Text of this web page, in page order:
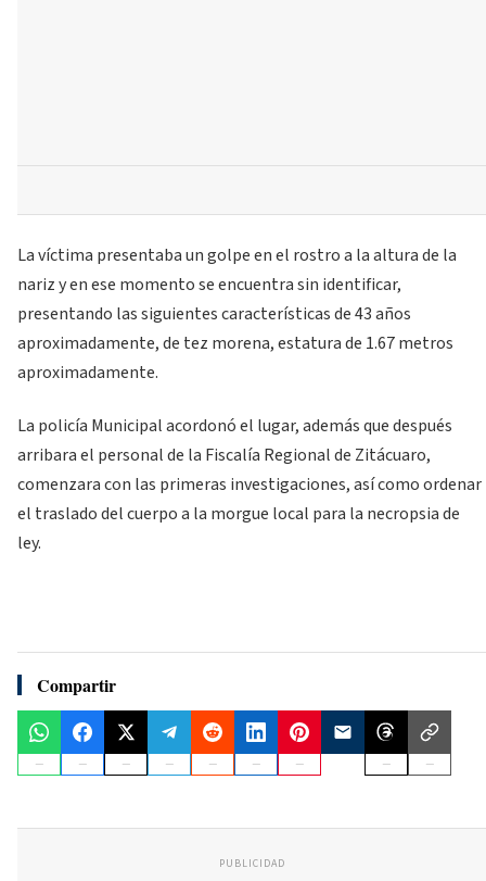
La víctima presentaba un golpe en el rostro a la altura de la
nariz y en ese momento se encuentra sin identificar,
presentando las siguientes características de 43 años
aproximadamente, de tez morena, estatura de 1.67 metros
aproximadamente.
La policía Municipal acordonó el lugar, además que después
arribara el personal de la Fiscalía Regional de Zitácuaro,
comenzara con las primeras investigaciones, así como ordenar
el traslado del cuerpo a la morgue local para la necropsia de
ley.
Compartir
PUBLICIDAD